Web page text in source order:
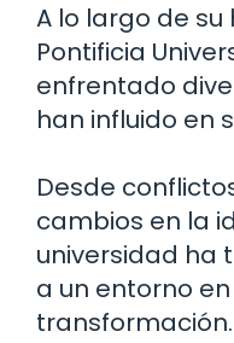
A lo largo de su
Pontificia
enfrentado
han influido en
Desde
cambios en la
universidad ha
a un entorno
transformación.